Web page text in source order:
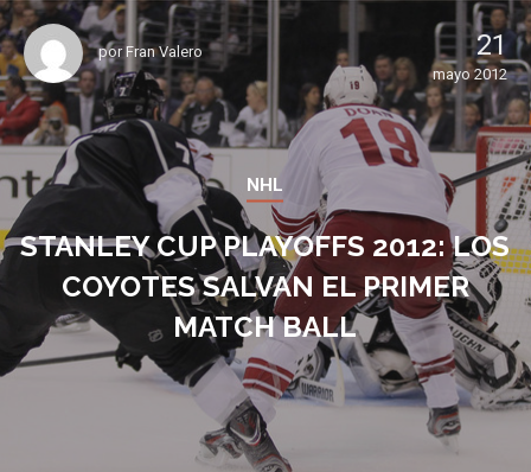
porFran Valero 21
mayo 2012
NHL
STANLEY CUP PLAYOFFS 2012: LOS
COYOTES SALVAN EL PRIMER
MATCH BALL